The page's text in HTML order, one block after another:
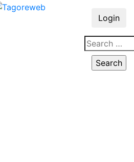
Login